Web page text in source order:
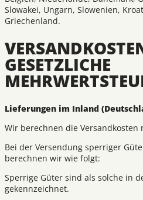
Slowakei, Ungarn, Slowenien,
Griechenland.
GESETZLICHE
Lieferungen im Inland
Wir berechnen die Versandkosten
Bei der Versendung sperriger
berechnen wir wie folgt:
Sperrige Güter sind als solche in
gekennzeichnet.